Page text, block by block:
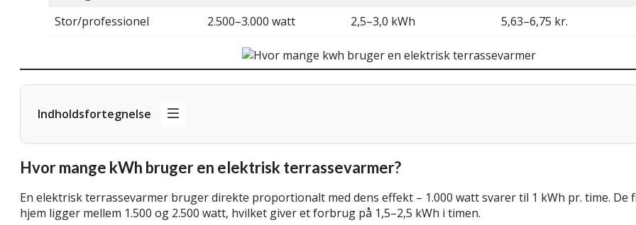
Stor/professionel
2.500–3.000 watt 2,5–3,0 kWh 5,63–6,75 kr.
Indholdsfortegnelse
Hvor mange kWh bruger en elektrisk terrassevarmer?
En elektrisk terrassevarmer bruger direkte proportionalt med dens effekt – 1.000 watt svarer til 1 kWh pr. time. De
hjem ligger mellem 1.500 og 2.500 watt, hvilket giver et forbrug på 1,5–2,5 kWh i timen.